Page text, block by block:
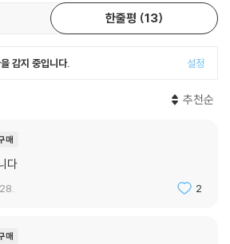
확인하자 · 172
량 확인하기 · 172
부 확인하기 · 176
작 속도를 높이자 · 179
장으로 데이터를 확실하게 지키자 · 181
181
· 184
일 복원하기 · 185
다면 Windows 업데이트를 확인하자 · 186
한줄평 13
감지 중입니다. 설정
추천순
매
다
2
매